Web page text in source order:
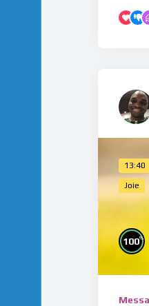
13:40
Joie
100%